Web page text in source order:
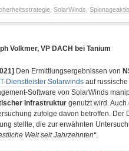
SolarWinds
Volkmer, VP DACH bei Tanium
Den Ermittlungsergebnissen von
IT-Dienstleister Solarwinds auf
Software von SolarWinds
Infrastruktur genutzt wird.
zufolge davon betroffen. Der
stellte, die zur erwähnten
Welt seit Jahrzehnten“.